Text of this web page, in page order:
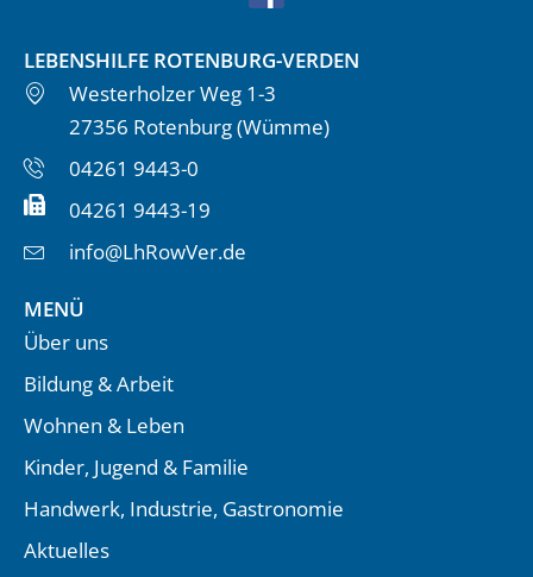
LEBENSHILFE ROTENBURG-VERDEN
Westerholzer Weg 1-3
27356 Rotenburg (Wümme)
04261 9443-0
04261 9443-19
info@LhRowVer.de
MENÜ
Über uns
Bildung & Arbeit
Wohnen & Leben
Kinder, Jugend & Familie
Handwerk, Industrie, Gastronomie
Aktuelles